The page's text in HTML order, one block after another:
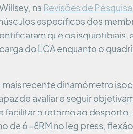
na Revisões de
específicos dos
que os isquiotibiais,
do LCA enquanto o
mais recente dinamómetro
de avaliar e seguir
o retorno ao desporto,
de 6-8RM no leg press,